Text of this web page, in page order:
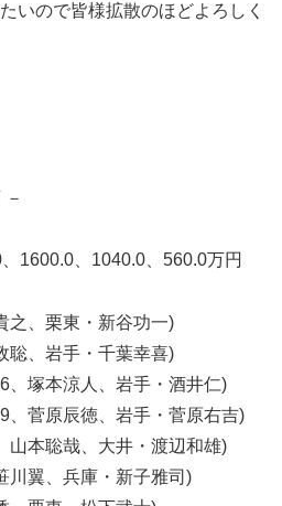
いので皆様拡散のほどよろしく
1600.0、1040.0、560.0万円
之、栗東・新谷功一)
聡、岩手・千葉幸喜)
、塚本涼人、岩手・酒井仁)
、菅原辰徳、岩手・菅原右吉)
山本聡哉、大井・渡辺和雄)
川翼、兵庫・新子雅司)